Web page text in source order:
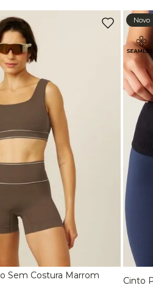
Sem Costura Marrom
Novo
Cinto